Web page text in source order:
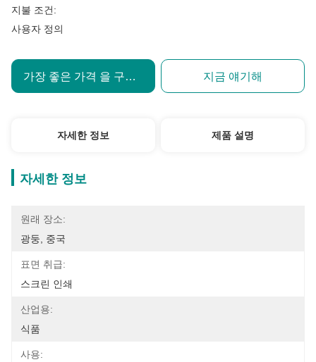
지불 조건:
사용자 정의
가장 좋은 가격 을 구하라 지금 얘기해
자세한 정보 제품 설명
자세한 정보
원래 장소:
광둥, 중국
표면 취급:
스크린 인쇄
산업용:
식품
사용: